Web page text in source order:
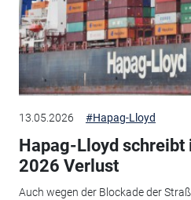
13.05.2026 #Hapag-Lloyd
Hapag-Lloyd schreibt
2026 Verlust
Auch wegen der Blockade der